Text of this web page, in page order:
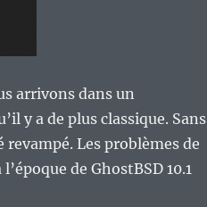
arrivons dans un
y a de plus classique. Sans
Les problèmes de
de GhostBSD 10.1